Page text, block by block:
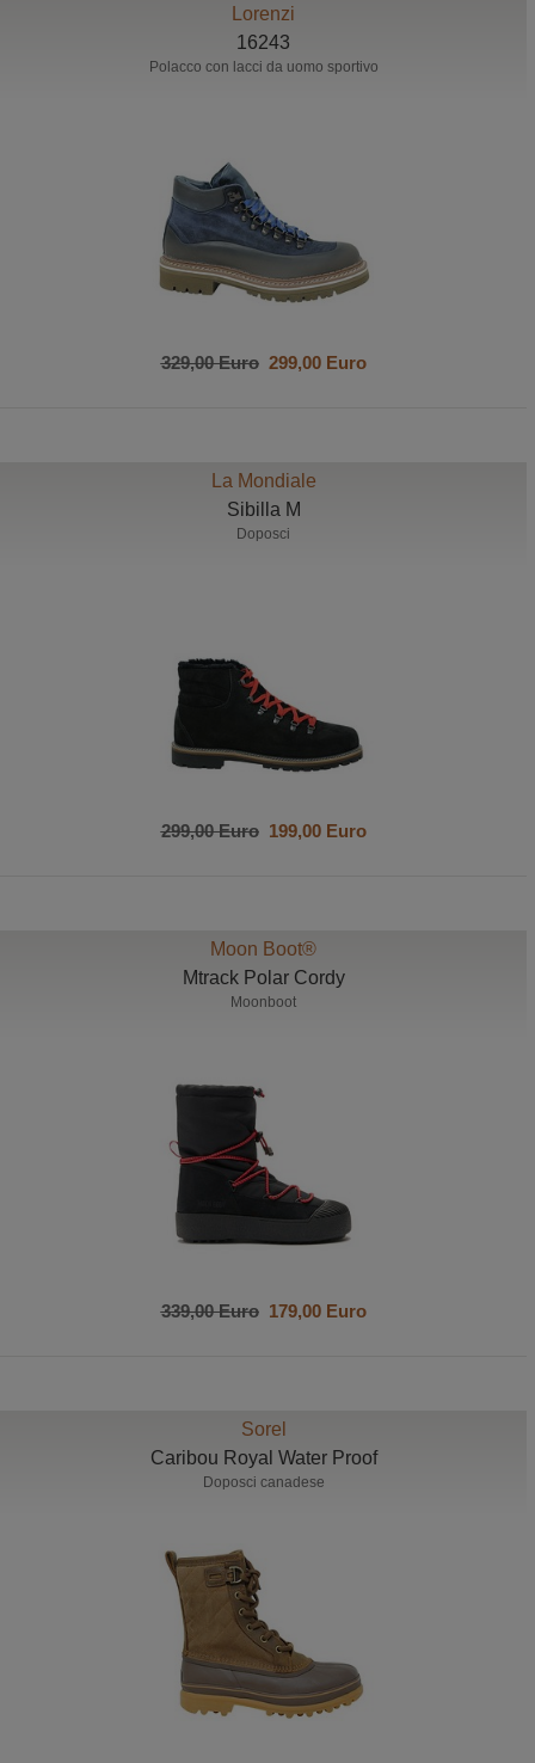
Lorenzi
16243
Polacco con lacci da uomo sportivo
329,00 Euro299,00 Euro
La Mondiale
Sibilla M
Doposci
299,00 Euro199,00 Euro
Moon Boot®
Mtrack Polar Cordy
Moonboot
339,00 Euro179,00 Euro
Sorel
Caribou Royal Water Proof
Doposci canadese